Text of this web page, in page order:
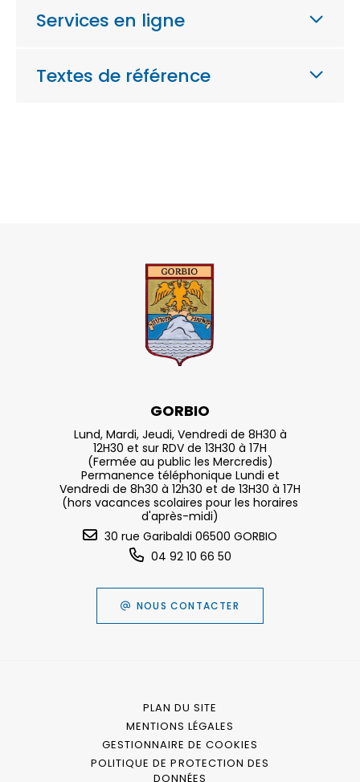
Services en ligne
Textes de référence
GORBIO
Lund, Mardi, Jeudi, Vendredi de 8H30 à
12H30 et sur RDV de 13H30 à 17H
(Fermée au public les Mercredis)
Permanence téléphonique Lundi et
Vendredi de 8h30 à 12h30 et de 13H30 à 17H
(hors vacances scolaires pour les horaires
d'après-midi)
30 rue Garibaldi 06500 GORBIO
04 92 10 66 50
NOUS CONTACTER
PLAN DU SITE
MENTIONS LÉGALES
GESTIONNAIRE DE COOKIES
POLITIQUE DE PROTECTION DES
DONNÉES